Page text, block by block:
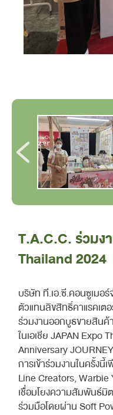
T.A.C.C. ร่วมง
Thailand 2024
บริษัท ที.เอ.ซี.คอนซูเมอ
ตัวแทนลิขสิทธิ์คาแรคเตอ
ร่วมงานออกบูธขายสิน
ในเอเชีย JAPAN Expo
Anniversary
การเข้าร่วมงานในครั้งนี้
Line Creators, Warbie
เชื่อมโยงความสัมพันธ์มิ
ร่วมมือโดยผ่าน Soft